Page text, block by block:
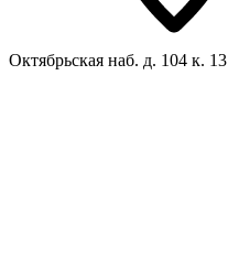
Октябрьская наб. д. 104 к. 13